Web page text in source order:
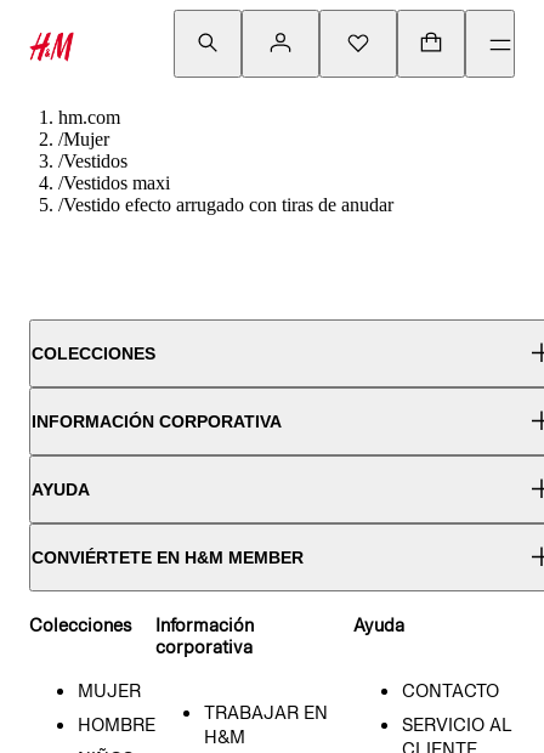
hm.com
/Mujer
/Vestidos
/Vestidos maxi
/Vestido efecto arrugado con tiras de anudar
COLECCIONES
INFORMACIÓN CORPORATIVA
AYUDA
CONVIÉRTETE EN H&M MEMBER
Colecciones
MUJER
HOMBRE
Información
corporativa
TRABAJAR EN
H&M
Ayuda
CONTACTO
SERVICIO AL